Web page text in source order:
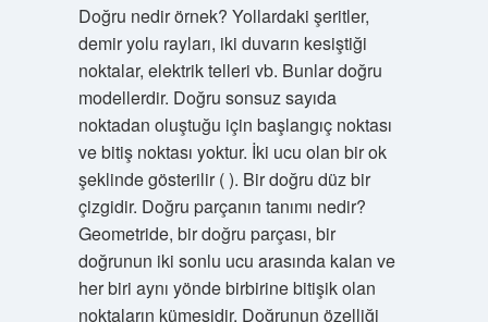
Doğru nedir örnek? Yollardaki şeritler,
demir yolu rayları, iki duvarın kesiştiği
noktalar, elektrik telleri vb. Bunlar doğru
modellerdir. Doğru sonsuz sayıda
noktadan oluştuğu için başlangıç ​​noktası
ve bitiş noktası yoktur. İki ucu olan bir ok
şeklinde gösterilir ( ). Bir doğru düz bir
çizgidir. Doğru parçanın tanımı nedir?
Geometride, bir doğru parçası, bir
doğrunun iki sonlu ucu arasında kalan ve
her biri aynı yönde birbirine bitişik olan
noktaların kümesidir. Doğrunun özelliği